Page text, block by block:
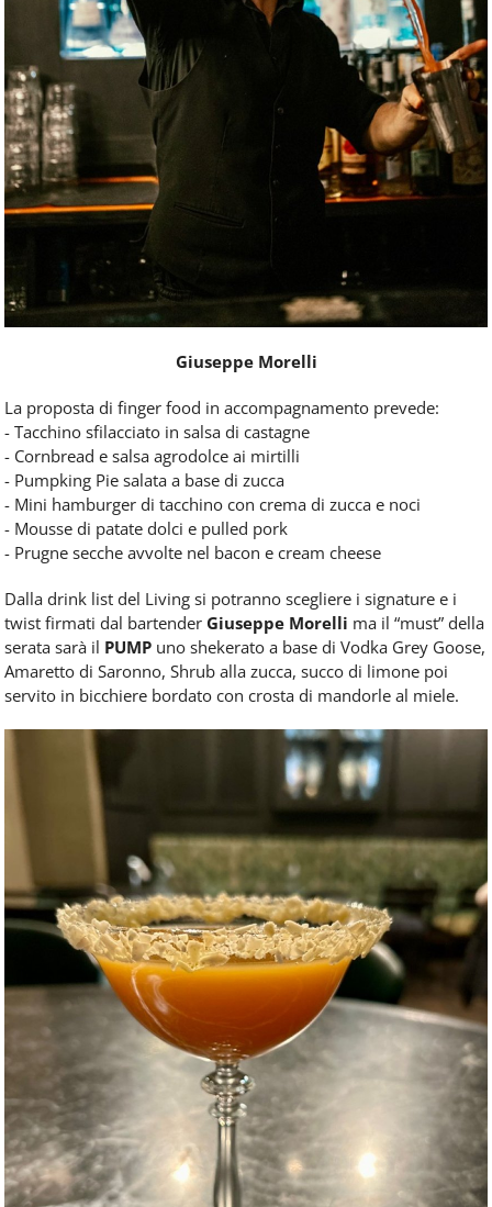
Giuseppe Morelli
La proposta di finger food in accompagnamento prevede:
- Tacchino sfilacciato in salsa di castagne
- Cornbread e salsa agrodolce ai mirtilli
- Pumpking Pie salata a base di zucca
- Mini hamburger di tacchino con crema di zucca e noci
- Mousse di patate dolci e pulled pork
- Prugne secche avvolte nel bacon e cream cheese
Dalla drink list del Living si potranno scegliere i signature e i
twist firmati dal bartender Giuseppe Morelli ma il “must” della
serata sarà il PUMP uno shekerato a base di Vodka Grey Goose,
Amaretto di Saronno, Shrub alla zucca, succo di limone poi
servito in bicchiere bordato con crosta di mandorle al miele.